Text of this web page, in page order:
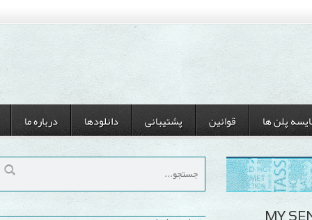
ها قوانین پشتیبانی دانلودها درباره ما